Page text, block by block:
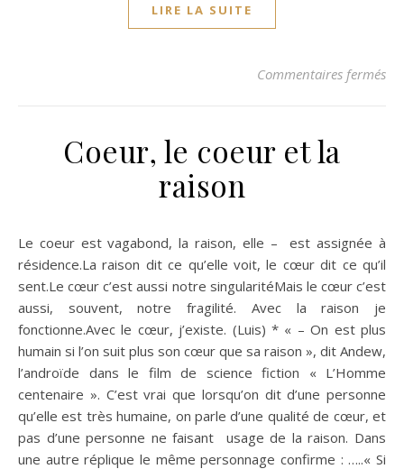
LIRE LA SUITE
Commentaires fermés
Coeur, le coeur et la
raison
Le coeur est vagabond, la raison, elle – est assignée à
résidence.La raison dit ce qu’elle voit, le cœur dit ce qu’il
sent.Le cœur c’est aussi notre singularitéMais le cœur c’est
aussi, souvent, notre fragilité. Avec la raison je
fonctionne.Avec le cœur, j’existe. (Luis) * « – On est plus
humain si l’on suit plus son cœur que sa raison », dit Andew,
l’androïde dans le film de science fiction « L’Homme
centenaire ». C’est vrai que lorsqu’on dit d’une personne
qu’elle est très humaine, on parle d’une qualité de cœur, et
pas d’une personne ne faisant usage de la raison. Dans
une autre réplique le même personnage confirme : …..« Si